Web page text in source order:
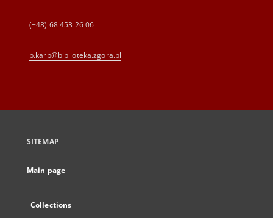
(+48) 68 453 26 06
p.karp@biblioteka.zgora.pl
SITEMAP
Main page
Collections